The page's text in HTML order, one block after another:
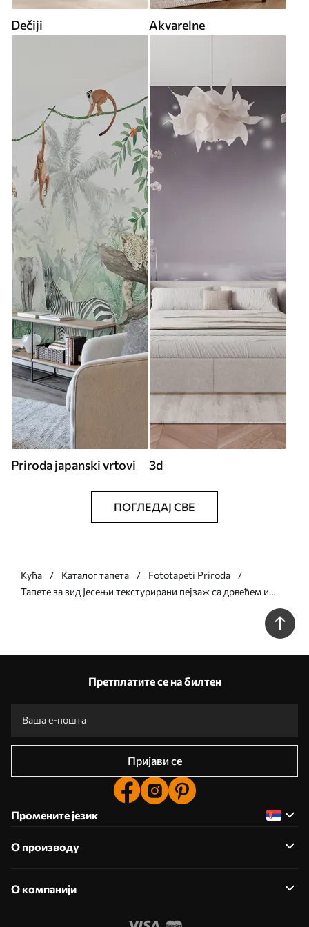
Dečiji Akvarelne
Priroda japanski vrtovi 3d
ПОГЛЕДАЈ СВЕ
Кућа Каталог тапета
Fototapeti Priroda
Тапете за зид Јесењи текстурирани пејзаж са дрвећем и
реком, меке боје, светла и прозрачна атмосфера, мирна и
Претплатите се на билтен
Пријави се
Промените језик
О производу
О компанији